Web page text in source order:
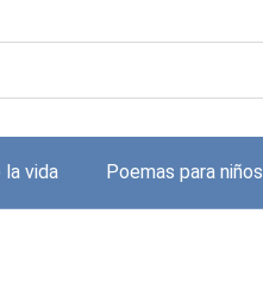
la vida Poemas para niños